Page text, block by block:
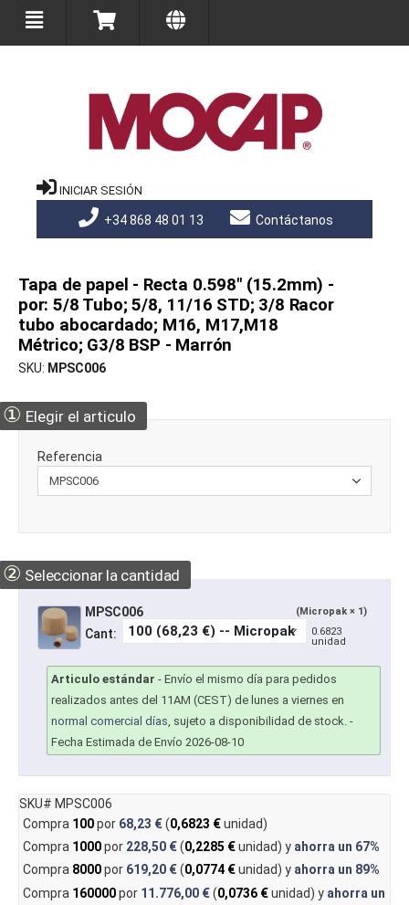
INICIAR SESIÓN
+34 868 48 01 13 Contáctanos
Tapa de papel - Recta 0.598" (15.2mm) -
por: 5/8 Tubo; 5/8, 11/16 STD; 3/8 Racor
tubo abocardado; M16, M17,M18
Métrico; G3/8 BSP - Marrón
SKU MPSC006
① Elegir el articulo
Referencia
② Seleccionar la cantidad
MPSC006 (Micropak × 1)
Cant:
0.6823
unidad
Articulo estándar - Envío el mismo día para pedidos
realizados antes del 11AM (CEST) de lunes a viernes en
normal comercial días, sujeto a disponibilidad de stock. -
Fecha Estimada de Envío 2026-08-10
SKU# MPSC006
Compra 100por 68,23 €(0,6823 €unidad)
Compra 1000por 228,50 €(0,2285 €unidad) y ahorra un 67%
Compra 8000por 619,20 €(0,0774 €unidad) y ahorra un 89%
Compra 160000por 11.776,00 €(0,0736 €unidad) y ahorra un